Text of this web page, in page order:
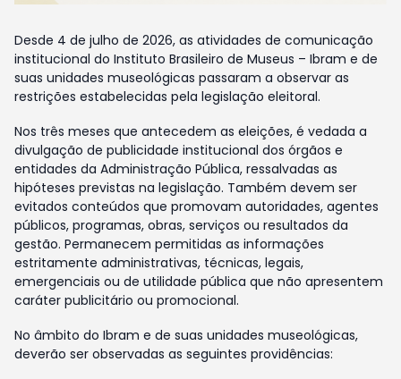
Desde 4 de julho de 2026, as atividades de comunicação
institucional do Instituto Brasileiro de Museus – Ibram e de
suas unidades museológicas passaram a observar as
restrições estabelecidas pela legislação eleitoral.
Nos três meses que antecedem as eleições, é vedada a
divulgação de publicidade institucional dos órgãos e
entidades da Administração Pública, ressalvadas as
hipóteses previstas na legislação. Também devem ser
evitados conteúdos que promovam autoridades, agentes
públicos, programas, obras, serviços ou resultados da
gestão. Permanecem permitidas as informações
estritamente administrativas, técnicas, legais,
emergenciais ou de utilidade pública que não apresentem
caráter publicitário ou promocional.
No âmbito do Ibram e de suas unidades museológicas,
deverão ser observadas as seguintes providências: